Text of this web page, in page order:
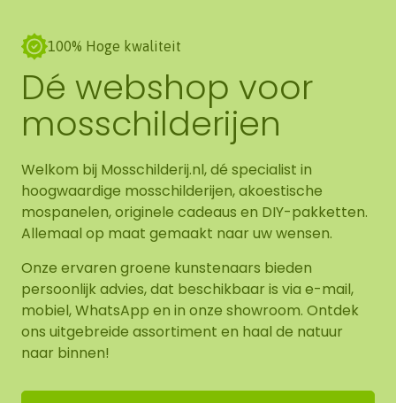
100% Hoge kwaliteit
Dé webshop voor
mosschilderijen
Welkom bij Mosschilderij.nl, dé specialist in
hoogwaardige mosschilderijen, akoestische
mospanelen, originele cadeaus en DIY-pakketten.
Allemaal op maat gemaakt naar uw wensen.
Onze ervaren groene kunstenaars bieden
persoonlijk advies, dat beschikbaar is via e-mail,
mobiel, WhatsApp en in onze showroom. Ontdek
ons uitgebreide assortiment en haal de natuur
naar binnen!